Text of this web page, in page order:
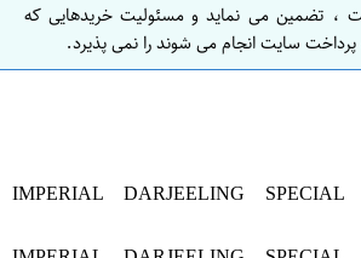
، تضمین می نماید و مسئولیت خریدهایی که
پرداخت سایت انجام می شوند را نمی پذیرد.
جای سولیس مدل IMPERIAL DARJEELING SPECIAL